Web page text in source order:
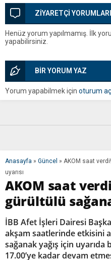
ZİYARETÇİ YORUMLARI
Henüz yorum yapılmamış. İlk
yapabilirsiniz.
BİR YORUM YAZ
Yorum yapabilmek için oturum
Anasayfa » Güncel » AKOM saat
uyarısı
AKOM saat
gürültülü
İBB Afet İşleri Dairesi
akşam saatlerinde etkisini
sağanak yağış için
17.00’ye kadar devam